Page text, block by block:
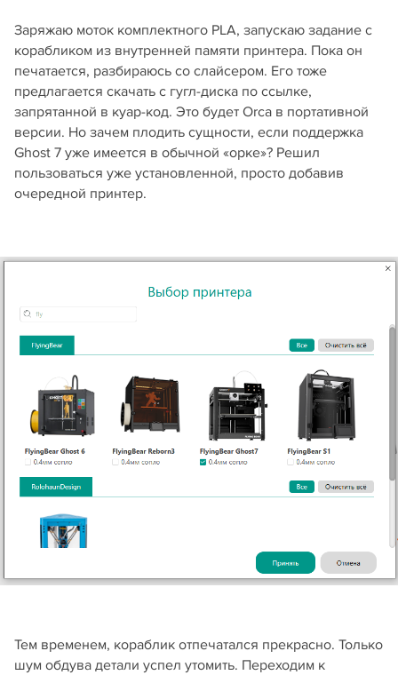
Заряжаю моток комплектного PLA, запускаю задание с
корабликом из внутренней памяти принтера. Пока он
печатается, разбираюсь со слайсером. Его тоже
предлагается скачать с гугл-диска по ссылке,
запрятанной в куар-код. Это будет Orca в портативной
версии. Но зачем плодить сущности, если поддержка
Ghost 7 уже имеется в обычной «орке»? Решил
пользоваться уже установленной, просто добавив
очередной принтер.
Тем временем, кораблик отпечатался прекрасно. Только
шум обдува детали успел утомить. Переходим к